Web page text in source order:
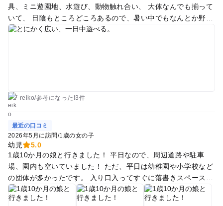
具、ミニ遊園地、水遊び、動物触れ合い、 大体なんでも揃って
いて、 日陰もところどころあるので、暑い中でもなんとか野外
で過ごせる。 中央広場で開催しているイベントは別途費用がか
reiko/参考になった!3件
最近の口コミ
2026年5月に訪問/1歳の女の子
幼児
5.0
1歳10か月の娘と行きました！ 平日なので、周辺道路や駐車
場、園内も空いていました！ ただ、平日は幼稚園や小学校など
の団体が多かったです。 入り口入ってすぐに落書きスペースが
あり、チョークでぐるぐる書いていました！ 手洗い場もそばに
あります。 そして、左側に恐竜モチーフの遊具があり、幅広い